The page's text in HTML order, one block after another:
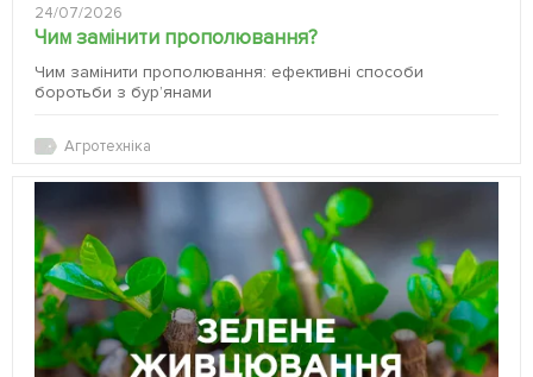
24/07/2026
Чим замінити прополювання?
Чим замінити прополювання: ефективні способи
боротьби з бур’янами
Агротехніка